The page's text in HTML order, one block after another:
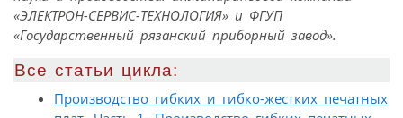
«ЭЛЕКТРОН-СЕРВИС-ТЕХНОЛОГИЯ» и ФГУП
«Государственный рязанский приборный завод».
Все статьи цикла:
Производство гибких и гибко-жестких печатных